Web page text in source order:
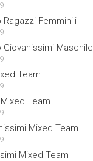
Femminili
Maschile
Team
Team
Mixed Team
Mixed Team